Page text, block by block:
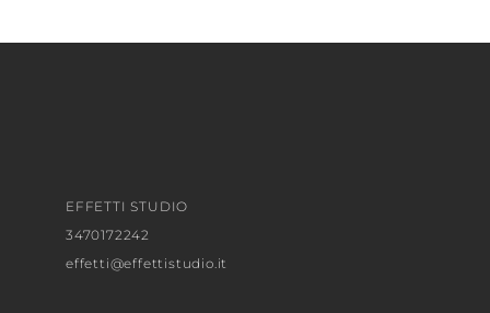
EFFETTI STUDIO
3470172242
effetti@effettistudio.it